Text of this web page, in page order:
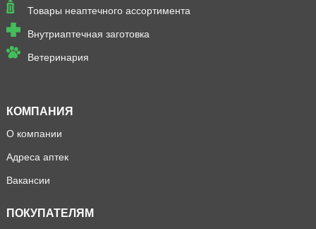
Товары неаптечного ассортимента
Внутриаптечная заготовка
Ветеринария
КОМПАНИЯ
О компании
Адреса аптек
Вакансии
ПОКУПАТЕЛЯМ